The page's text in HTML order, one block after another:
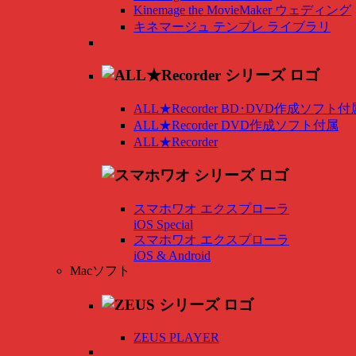
Kinemage the MovieMaker ウェディング
キネマージュ テンプレ ライブラリ
ALL★Recorder BD･DVD作成ソフト付
ALL★Recorder DVD作成ソフト付属
ALL★Recorder
スマホワオ エクスプローラ
iOS Special
スマホワオ エクスプローラ
iOS & Android
Macソフト
ZEUS PLAYER